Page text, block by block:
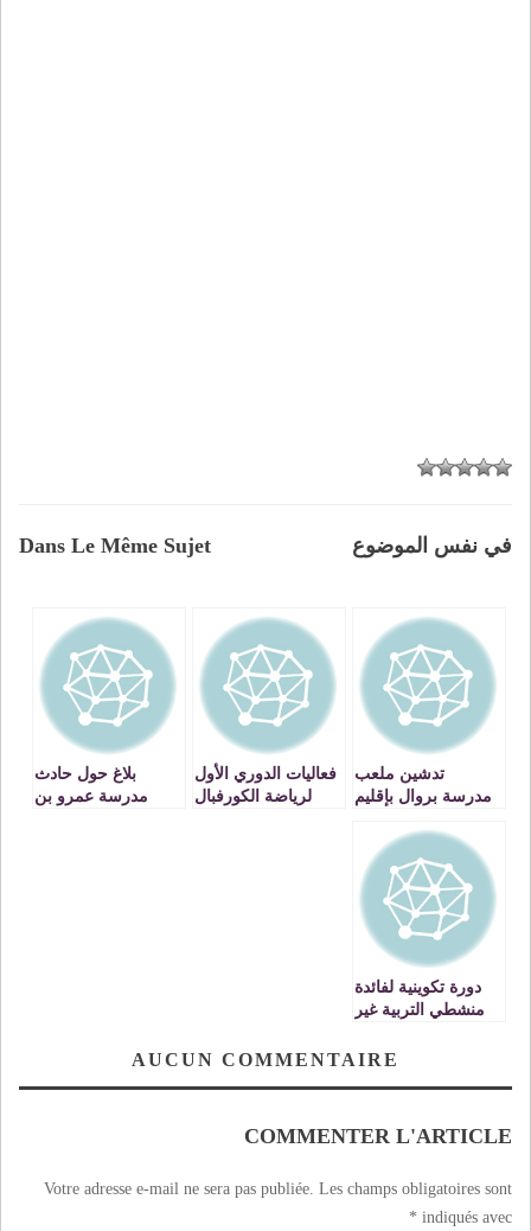
Dans Le Même Sujet في نفس الموضوع
تدشين ملعب
مدرسة بروال بإقليم
فعاليات الدوري الأول
لرياضة الكورفبال
بلاغ حول حادث
مدرسة عمرو بن
دورة تكوينية لفائدة
منشطي التربية غير
AUCUN COMMENTAIRE
COMMENTER L'ARTICLE
Votre adresse e-mail ne sera pas publiée. Les champs obligatoires sont
indiqués avec
*